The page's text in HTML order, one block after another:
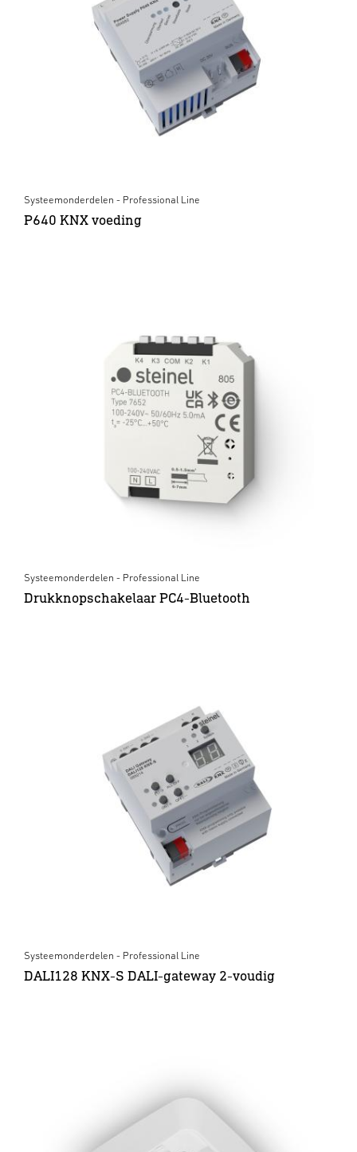
Systeemonderdelen - Professional Line
P640 KNX voeding
Systeemonderdelen - Professional Line
Drukknopschakelaar PC4-Bluetooth
Systeemonderdelen - Professional Line
DALI128 KNX-S DALI-gateway 2-voudig